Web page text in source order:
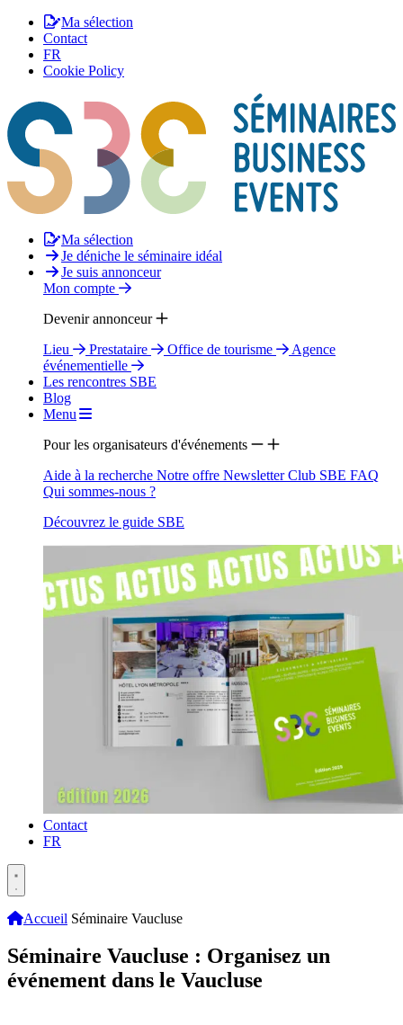
Ma sélection
Contact
FR
Cookie Policy
Ma sélection
Je déniche le séminaire idéal
Je suis annonceur
Mon compte
Devenir annonceur
Lieu
Prestataire Office de tourisme
Agence
événementielle
Les rencontres SBE
Blog
Menu
Pour les organisateurs d'événements
Aide à la recherche Notre offre NewsletterClub SBE FAQ
Qui sommes-nous ?
Découvrez le guide SBE
Contact
FR
Accueil Séminaire Vaucluse
Séminaire Vaucluse : Organisez un
événement dans le Vaucluse